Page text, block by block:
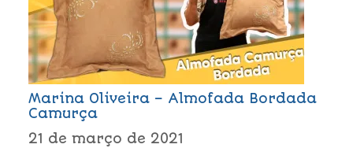
Marina Oliveira – Almofada Bordada
Camurça
21 de março de 2021